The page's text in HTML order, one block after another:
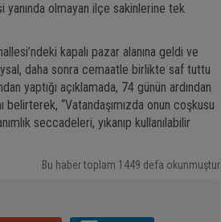
olmayan ilçe sakinlerine tek
kapalı pazar alanına geldi ve
daha sonra cemaatle birlikte saf tuttu
yaptığı açıklamada, 74 günün ardından
belirterek, “Vatandaşımızda onun coşkusu
seccadeleri, yıkanıp kullanılabilir
Bu haber toplam 1449 defa okunmuştur